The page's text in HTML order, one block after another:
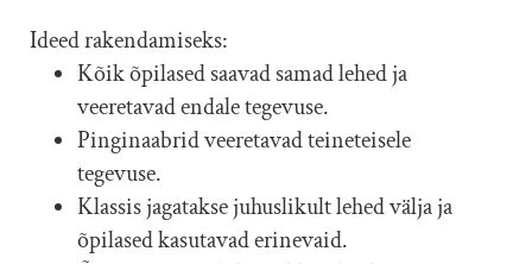
Ideed rakendamiseks:
Kõik õpilased saavad samad lehed ja
veeretavad endale tegevuse.
Pinginaabrid veeretavad teineteisele
tegevuse.
Klassis jagatakse juhuslikult lehed välja ja
õpilased kasutavad erinevaid.